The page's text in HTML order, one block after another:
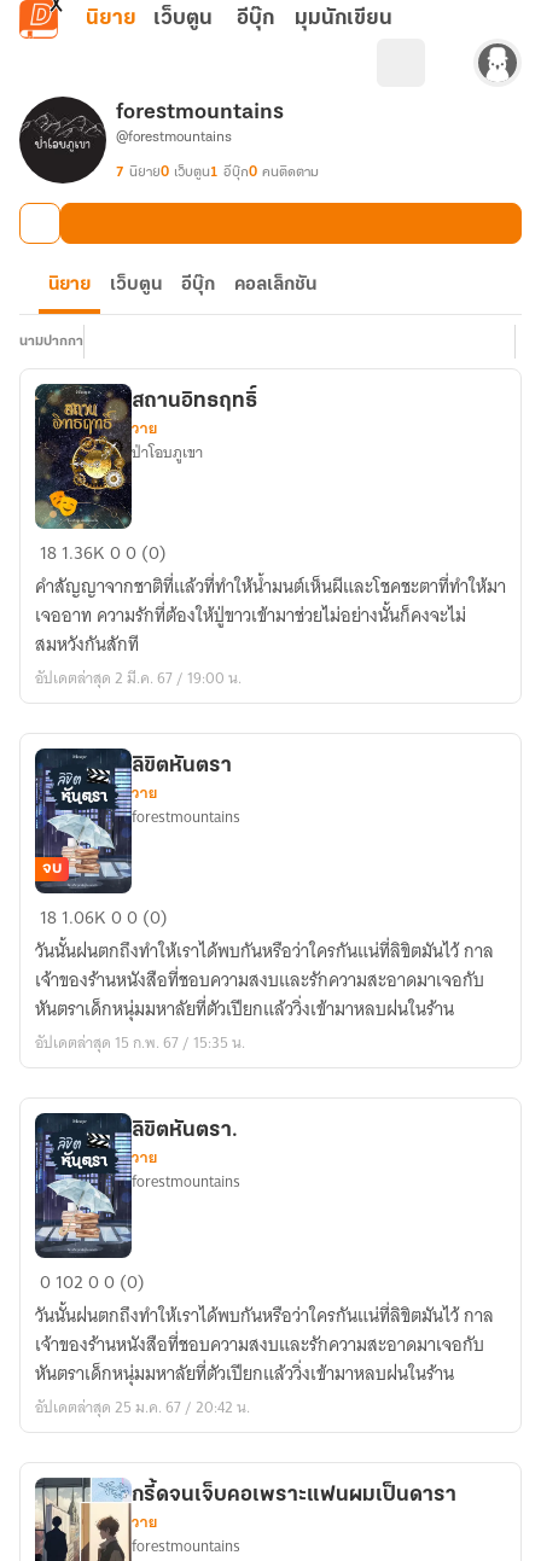
ข้ามไปยังเนื้อหาหลัก
นิยาย เว็บตูน อีบุ๊ก มุมนักเขียน
forestmountains
@forestmountains
7 นิยาย0 เว็บตูน1 อีบุ๊ก0 คนติดตาม
นิยาย เว็บตูน อีบุ๊ก คอลเล็กชัน
นามปากกา
สถาน
อิทธ
ฤทธิ์
สถานอิทธฤทธิ์
วาย
ป่าโอบภูเขา
181.36K00 (0)
คำสัญญาจากชาติที่แล้วที่ทำให้น้ำมนต์เห็นผีและโชคชะตาที่ทำให้มา
เจออาท ความรักที่ต้องให้ปู่ขาวเข้ามาช่วยไม่อย่างนั้นก็คงจะไม่
สมหวังกันสักที
อัปเดตล่าสุด 2 มี.ค. 67 / 19:00 น.
ลิขิต
หันตรา
จบ
ลิขิตหันตรา
วาย
forestmountains
181.06K00 (0)
วันนั้นฝนตกถึงทำให้เราได้พบกันหรือว่าใครกันแน่ที่ลิขิตมันไว้ กาล
เจ้าของร้านหนังสือที่ชอบความสงบและรักความสะอาดมาเจอกับ
หันตราเด็กหนุ่มมหาลัยที่ตัวเปียกแล้ววิ่งเข้ามาหลบฝนในร้าน
อัปเดตล่าสุด 15 ก.พ. 67 / 15:35 น.
ลิขิต
หันตรา.
ลิขิตหันตรา.
วาย
forestmountains
010200 (0)
วันนั้นฝนตกถึงทำให้เราได้พบกันหรือว่าใครกันแน่ที่ลิขิตมันไว้ กาล
เจ้าของร้านหนังสือที่ชอบความสงบและรักความสะอาดมาเจอกับ
หันตราเด็กหนุ่มมหาลัยที่ตัวเปียกแล้ววิ่งเข้ามาหลบฝนในร้าน
อัปเดตล่าสุด 25 ม.ค. 67 / 20:42 น.
กรี้ดจนเจ็บคอเพราะแฟนผมเป็นดารา
วาย
forestmountains